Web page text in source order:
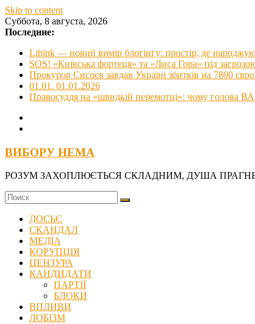
Skip to content
Суббота, 8 августа, 2026
Последние:
Libink — новий вимір блогінгу: простір, де
SOS! «Київська фортеця» та «Лиса Гора» під
Прокурор Сисоєв завдав Україні збитків на 7800
01.01. 01.01.2026
Правосуддя на «швидкій перемотці»: чому голова
ВИБОРУ НЕМА
РОЗУМ ЗАХОПЛЮЄТЬСЯ СКЛАДНИМ, ДУША
ДОСЬЄ
СКАНДАЛ
МЕДІА
КОРУПЦІЯ
ЦЕНЗУРА
КАНДИДАТИ
ПАРТІЇ
БЛОКИ
ВПЛИВИ
ЛОБІЗМ